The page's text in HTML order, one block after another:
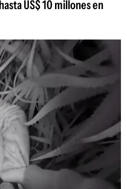
US$ 10 millones en